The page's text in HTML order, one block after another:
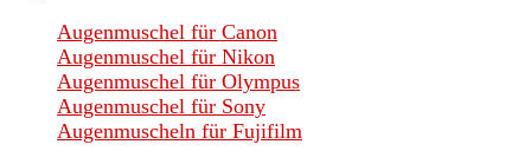
Augenmuschel für Canon
Augenmuschel für Nikon
Augenmuschel für Olympus
Augenmuschel für Sony
Augenmuscheln für Fujifilm